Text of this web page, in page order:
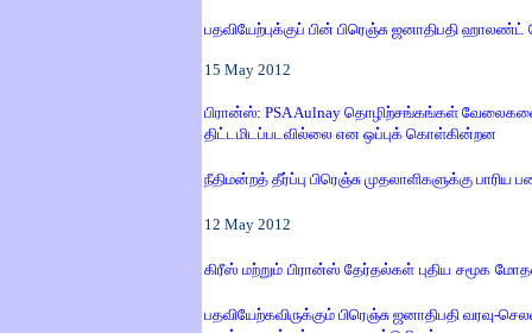
பதவியேற்புக்குப் பின் பிரெஞ்சு ஜனாதிபதி ஹாலண்ட்
15 May 2012
பிரான்ஸ்: PSA Aulnay தொழிற்சங்கங்கள்
திட்டமிடப்படவில்லை என ஒப்புக் கொள்கின்றன
நீதிமன்றத் தீர்ப்பு பிரெஞ்சு முதலாளிகளுக்கு
1 2 May 2012
கிரீஸ் மற்றும் பிரான்ஸ் தேர்தல்கள் புதிய சமூக
பதவியேற்கவிருக்கும் பிரெஞ்சு ஜனாதிபதி வரவு-